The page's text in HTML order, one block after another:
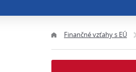
Finančné vzťahy s EÚ